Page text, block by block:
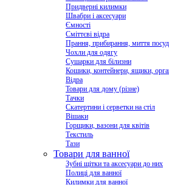
Придверні килимки
Швабри і аксесуари
Ємності
Сміттєві відра
Прання, прибирання, миття
Чохли для одягу
Сушарки для білизни
Кошики, контейнери, ящики,
Відра
Товари для дому (різне)
Тачки
Скатертини і серветки на стіл
Вішаки
Горщики, вазони для квітів
Текстиль
Тази
Товари для ванної
Зубні щітки та аксесуари до них
Полиці для ванної
Килимки для ванної